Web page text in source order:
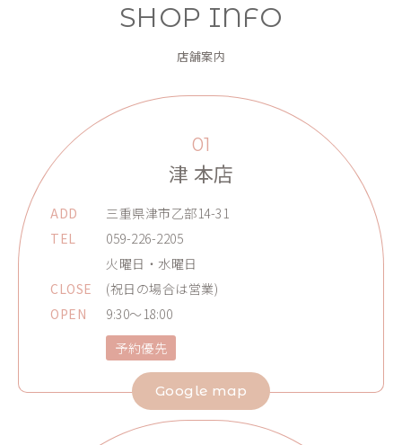
SHOP INFO
店舗案内
01
津 本店
ADD
三重県津市乙部14-31
TEL
059-226-2205
CLOSE
火曜日・水曜日
(祝日の場合は営業)
OPEN
9:30～18:00
予約優先
Google map